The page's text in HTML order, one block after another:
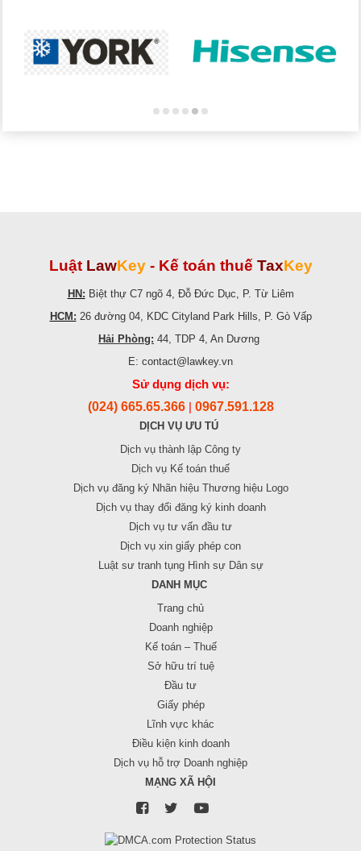
Luật LawKey - Kế toán thuế TaxKey
HN: Biệt thự C7 ngõ 4, Đỗ Đức Dục, P. Từ Liêm
HCM: 26 đường 04, KDC Cityland Park Hills, P. Gò Vấp
Hải Phòng: 44, TDP 4, An Dương
E: contact@lawkey.vn
Sử dụng dịch vụ:
(024) 665.65.366 0967.591.128
DỊCH VỤ ƯU TÚ
Dịch vụ thành lập Công ty
Dịch vụ Kế toán thuế
Dịch vụ đăng ký Nhãn hiệu Thương hiệu Logo
Dịch vụ thay đổi đăng ký kinh doanh
Dịch vụ tư vấn đầu tư
Dịch vụ xin giấy phép con
Luật sư tranh tụng Hình sự Dân sự
DANH MỤC
Trang chủ
Doanh nghiệp
Kế toán – Thuế
Sở hữu trí tuệ
Đầu tư
Giấy phép
Lĩnh vực khác
Điều kiện kinh doanh
Dịch vụ hỗ trợ Doanh nghiệp
MẠNG XÃ HỘI